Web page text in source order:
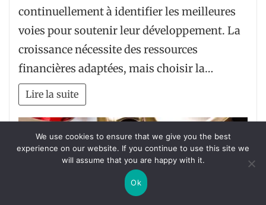
continuellement à identifier les meilleures
voies pour soutenir leur développement. La
croissance nécessite des ressources
financières adaptées, mais choisir la…
Lire la suite
We use cookies to ensure that we give you the best
experience on our website. If you continue to use this site we
will assume that you are happy with it.
Ok